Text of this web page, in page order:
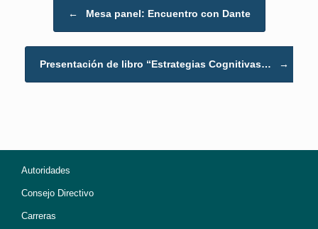
← Mesa panel: Encuentro con Dante
Presentación de libro “Estrategias Cognitivas… →
Autoridades
Consejo Directivo
Carreras